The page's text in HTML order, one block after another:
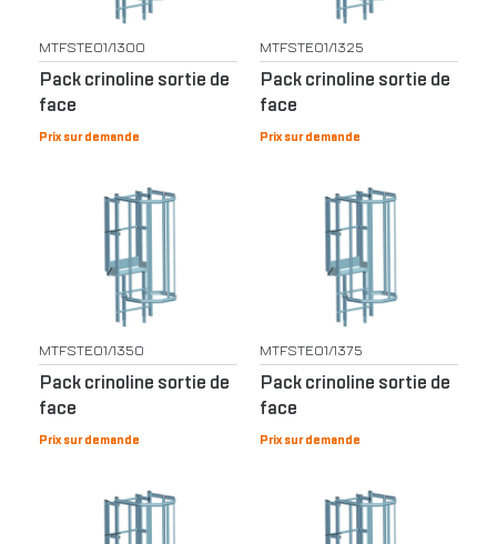
MTFSTE01/1300
Pack crinoline sortie de
face
Prix sur demande
MTFSTE01/1325
Pack crinoline sortie de
face
Prix sur demande
MTFSTE01/1350
Pack crinoline sortie de
face
Prix sur demande
MTFSTE01/1375
Pack crinoline sortie de
face
Prix sur demande